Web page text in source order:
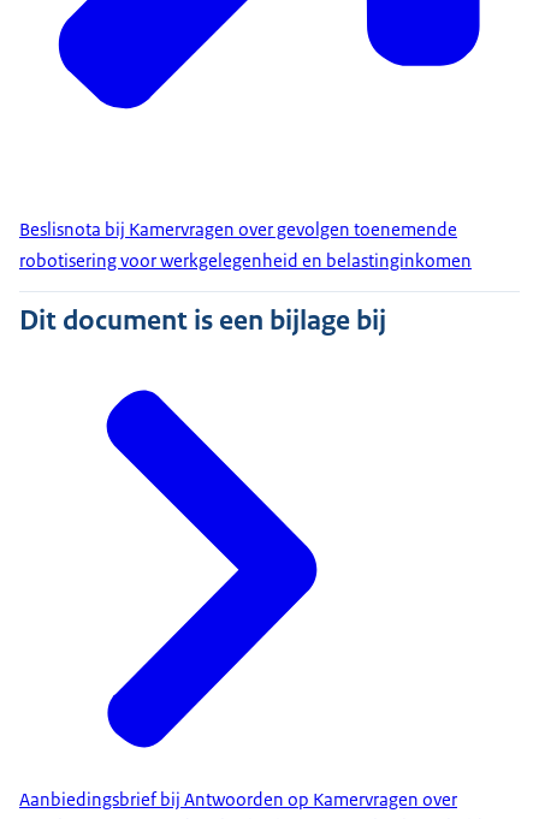
Beslisnota bij Kamervragen over gevolgen toenemende
robotisering voor werkgelegenheid en belastinginkomen
Dit document is een bijlage bij
Aanbiedingsbrief bij Antwoorden op Kamervragen over